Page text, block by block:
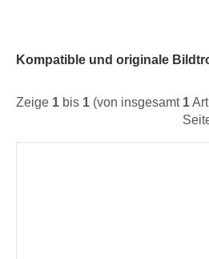
Kompatible und originale
Zeige 1 bis 1 (von insgesamt 1